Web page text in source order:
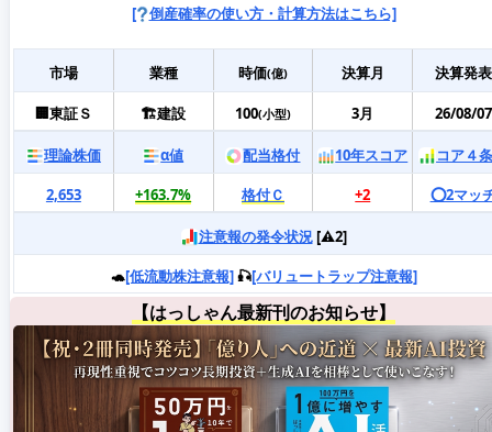
[ 倒産確率の使い方・計算方法はこちら]
市場 業種 時価(億) 決算月 決算発表
🏢東証Ｓ 🏗️建設 100(小型) 3月 26/08/07
理論株価 α値 配当格付 10年スコア
コア４
2,653
+163.7% 格付Ｃ +2 ⭕️2マッ
注意報の発令状況[⚠️2]
🐢[低流動株注意報]🎣[バリュートラップ注意報]
【はっしゃん最新刊のお知らせ】